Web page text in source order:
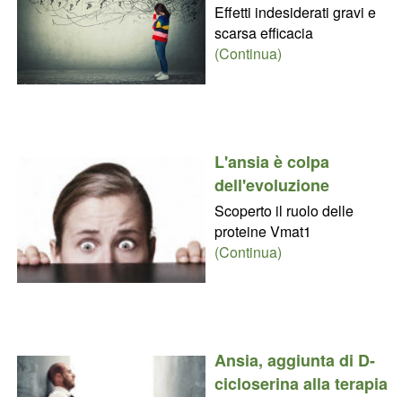
Effetti indesiderati gravi e
scarsa efficacia
(Continua)
L'ansia è colpa
dell'evoluzione
Scoperto il ruolo delle
proteine Vmat1
(Continua)
Ansia, aggiunta di D-
cicloserina alla terapia